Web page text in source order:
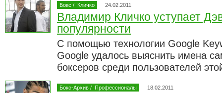
Бокс / Кличко 24.02.2011
Владимир Кличко уступает
популярности
С помощью технологии Google
Google удалось выяснить имена
боксеров среди пользователей
Бокс-Архив / Профессионалы 18.02.2011